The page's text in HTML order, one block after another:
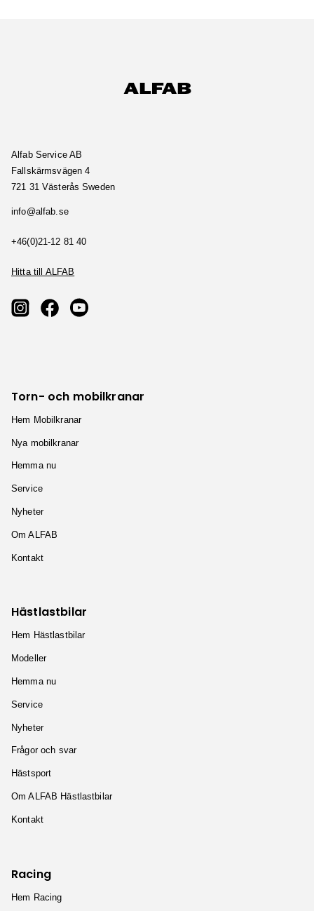
Alfab Service AB
Fallskärmsvägen 4
721 31 Västerås Sweden
es.bafla@ofni
04 18 21-12(0)64+
Hitta till ALFAB
Torn- och mobilkranar
Hem Mobilkranar
Nya mobilkranar
Hemma nu
Service
Nyheter
Om ALFAB
Kontakt
Hästlastbilar
Hem Hästlastbilar
Modeller
Hemma nu
Service
Nyheter
Frågor och svar
Hästsport
Om ALFAB Hästlastbilar
Kontakt
Racing
Hem Racing